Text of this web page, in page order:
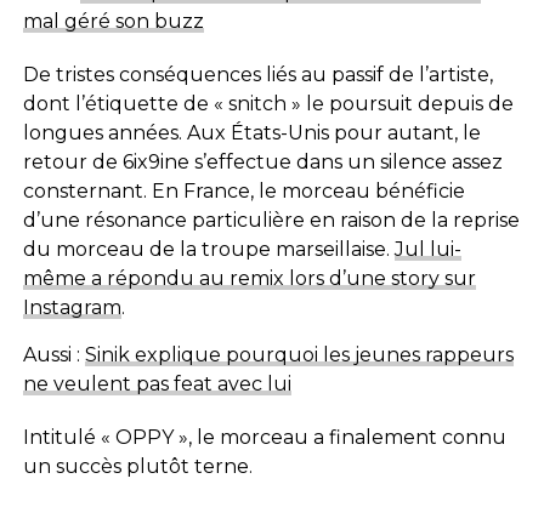
mal géré son buzz
De tristes conséquences liés au passif de l’artiste,
dont l’étiquette de « snitch » le poursuit depuis de
longues années. Aux États-Unis pour autant, le
retour de 6ix9ine s’effectue dans un silence assez
consternant. En France, le morceau bénéficie
d’une résonance particulière en raison de la reprise
du morceau de la troupe marseillaise.Jul lui-
même a répondu au remix lors d’une story sur
Instagram.
Aussi : Sinik explique pourquoi les jeunes rappeurs
ne veulent pas feat avec lui
Intitulé « OPPY », le morceau a finalement connu
un succès plutôt terne.